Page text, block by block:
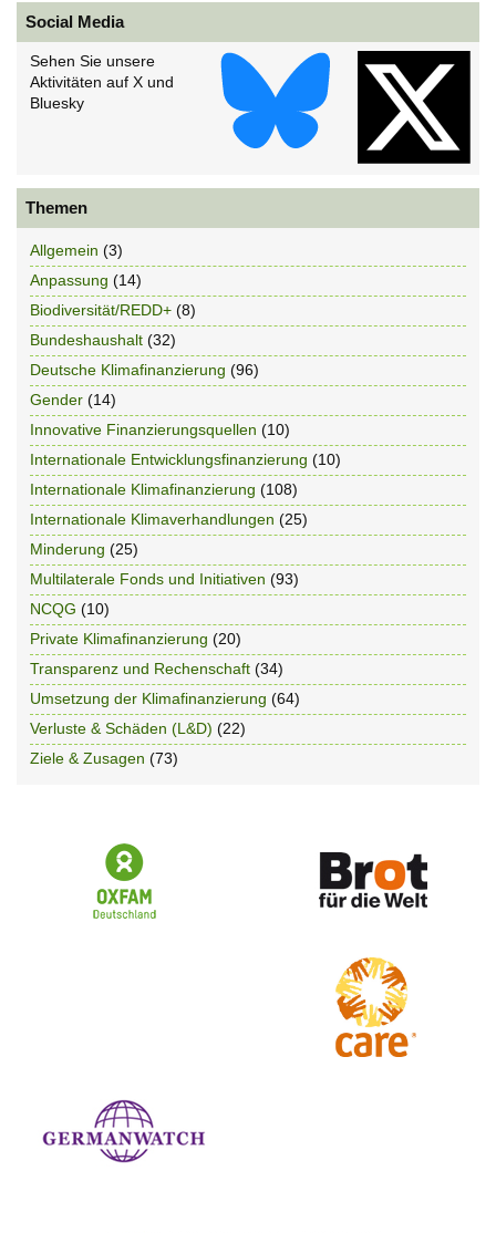
Social Media
Sehen Sie unsere
Aktivitäten auf X und
Bluesky
Themen
Allgemein (3)
Anpassung (14)
Biodiversität/REDD+ (8)
Bundeshaushalt (32)
Deutsche Klimafinanzierung (96)
Gender (14)
Innovative Finanzierungsquellen (10)
Internationale Entwicklungsfinanzierung (10)
Internationale Klimafinanzierung (108)
Internationale Klimaverhandlungen (25)
Minderung (25)
Multilaterale Fonds und Initiativen (93)
NCQG (10)
Private Klimafinanzierung (20)
Transparenz und Rechenschaft (34)
Umsetzung der Klimafinanzierung (64)
Verluste & Schäden (L&D) (22)
Ziele & Zusagen (73)